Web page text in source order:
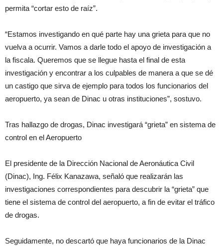
permita “cortar esto de raíz”.
“Estamos investigando en qué parte hay una grieta para que no
vuelva a ocurrir. Vamos a darle todo el apoyo de investigación a
la fiscala. Queremos que se llegue hasta el final de esta
investigación y encontrar a los culpables de manera a que se dé
un castigo que sirva de ejemplo para todos los funcionarios del
aeropuerto, ya sean de Dinac u otras instituciones”, sostuvo.
Tras hallazgo de drogas, Dinac investigará “grieta” en sistema de
control en el Aeropuerto
El presidente de la Dirección Nacional de Aeronáutica Civil
(Dinac), Ing. Félix Kanazawa, señaló que realizarán las
investigaciones correspondientes para descubrir la “grieta” que
tiene el sistema de control del aeropuerto, a fin de evitar el tráfico
de drogas.
Seguidamente, no descartó que haya funcionarios de la Dinac